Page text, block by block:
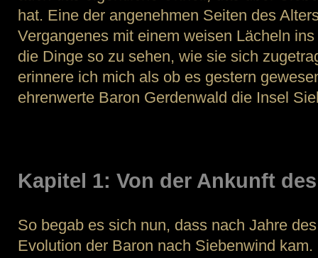
hat. Eine der angenehmen Seiten des
Vergangenes mit einem weisen Lächeln
die Dinge so zu sehen, wie sie sich
erinnere ich mich als ob es gestern
ehrenwerte Baron Gerdenwald die Insel
Kapitel 1: Von der Ankunft
So begab es sich nun, dass nach Jahre
Evolution der Baron nach Siebenwind